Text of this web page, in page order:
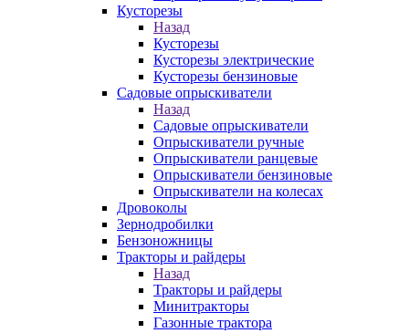
Кусторезы
Назад
Кусторезы
Кусторезы электрические
Кусторезы бензиновые
Садовые опрыскиватели
Назад
Садовые опрыскиватели
Опрыскиватели ручные
Опрыскиватели ранцевые
Опрыскиватели бензиновые
Опрыскиватели на колесах
Дровоколы
Зернодробилки
Бензоножницы
Тракторы и райдеры
Назад
Тракторы и райдеры
Минитракторы
Газонные трактора